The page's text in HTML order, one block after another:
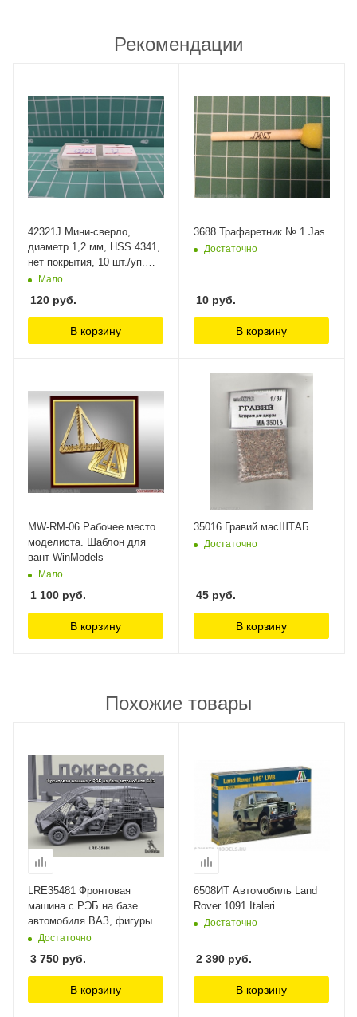
Рекомендации
42321J Мини-сверло,
диаметр 1,2 мм, HSS 4341,
нет покрытия, 10 шт./уп.
JasМало
120 руб.
В корзину
3688 Трафаретник № 1 Jas
Достаточно
10 руб.
В корзину
MW-RM-06 Рабочее место
моделиста. Шаблон для
вант WinModels
Мало
1 100 руб.
В корзину
35016 Гравий масШТАБ
Достаточно
45 руб.
В корзину
Похожие товары
LRE35481 Фронтовая
машина с РЭБ на базе
автомобиля ВАЗ, фигуры и
поклажа не входят в набор
Достаточно
3 750 руб.
В корзину
6508ИТ Автомобиль Land
Rover 1091 Italeri
Достаточно
2 390 руб.
В корзину